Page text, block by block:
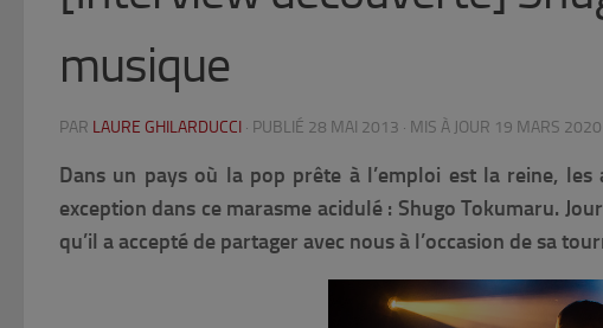
musique
PAR LAURE GHILARDUCCI · PUBLIÉ 28 MAI 2013 · MIS À JOUR 19 MARS 2020
Dans un pays où la pop prête à l’emploi est la reine,
exception dans ce marasme acidulé : Shugo Tokumaru.
qu’il a accepté de partager avec nous à l’occasion de sa